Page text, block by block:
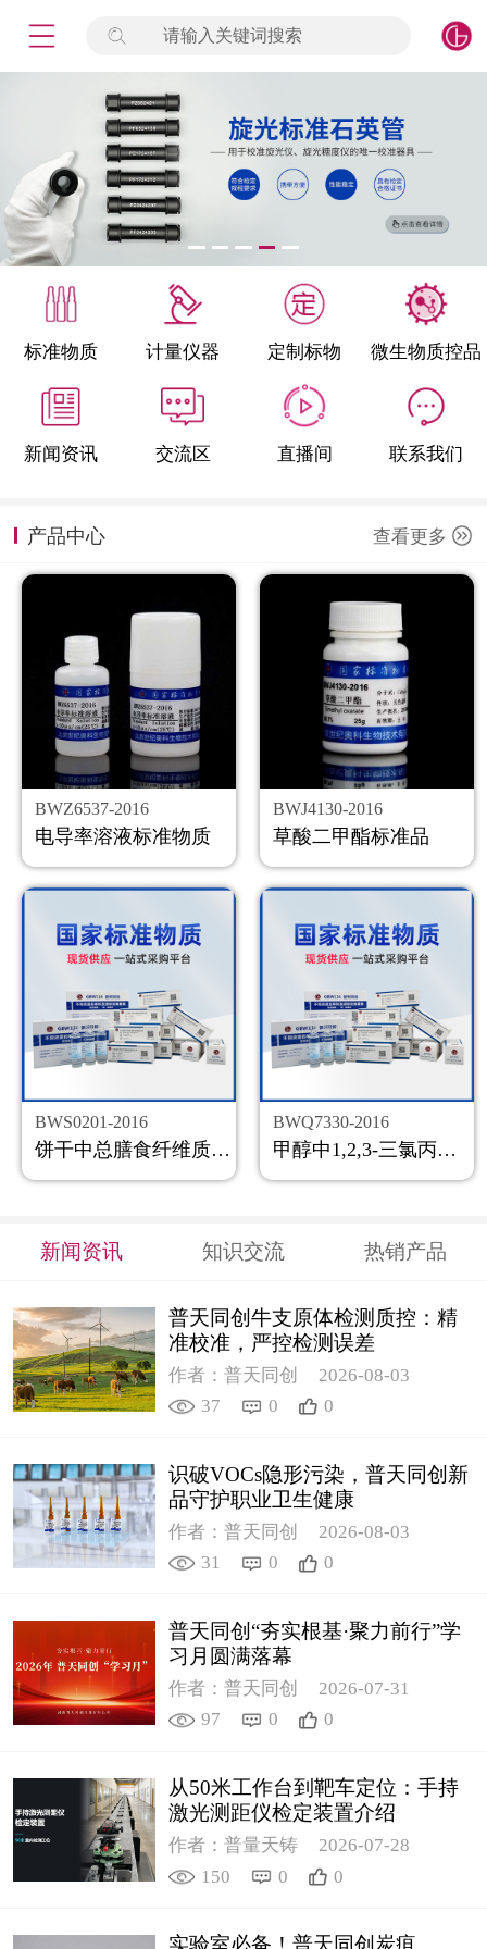
请输入关键词搜索
标准物质 计量仪器 定制标物 微生物质控品
新闻资讯 交流区 直播间 联系我们
产品中心 查看更多
BWZ6537-2016
电导率溶液标准物质
BWJ4130-2016
草酸二甲酯标准品
BWS0201-2016
饼干中总膳食纤维质控样品
BWQ7330-2016
甲醇中1,2,3-三氯丙烷溶液标准物质
新闻资讯 知识交流 热销产品
普天同创牛支原体检测质控：精
准校准，严控检测误差
作者：普天同创
2026-08-03
37
0 0
识破VOCs隐形污染，普天同创新
品守护职业卫生健康
作者：普天同创
2026-08-03
31
0 0
普天同创“夯实根基·聚力前行”学
习月圆满落幕
作者：普天同创
2026-07-31
97
0 0
从50米工作台到靶车定位：手持
激光测距仪检定装置介绍
作者：普量天铸
2026-07-28
150
0 0
签到
标准物质
产品专项
微生物检测/质控品
定制标物
定制仪器
新闻资讯
公司主页
购物车
会员中心
联系我们
返回主页